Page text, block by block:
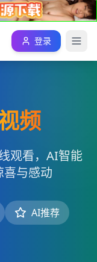
登录
频
观看，AI智能
与感动
AI推荐